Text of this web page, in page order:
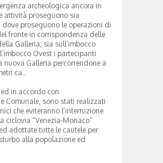
archeologica ancora in
attività proseguono sia
dove proseguono le operazioni di
fronte in corrispondenza delle
Galleria, sia sull’imbocco
Ovest i partecipanti
nuova Galleria percorrendone a
ca..
in accordo con
Comunale, sono stati realizzati
che eviteranno l’interruzione
ciclovia “Venezia-Monaco”
adottate tutte le cautele per
alla popolazione ed